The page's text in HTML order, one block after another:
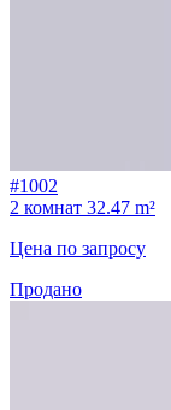
#1002
2 комнат 32.47 m²
Цена по запросу
Продано